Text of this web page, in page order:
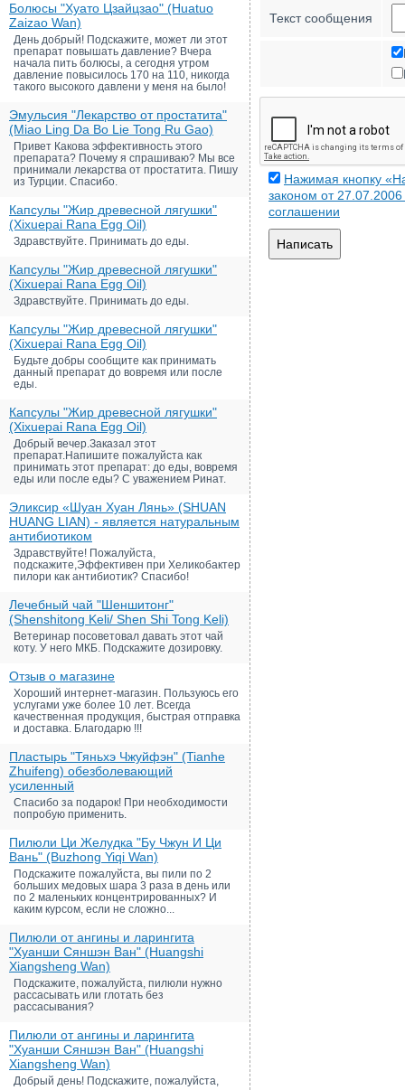
Болюсы "Хуато Цзайцзао" (Huatuo
Zaizao Wan)
День добрый! Подскажите, может ли этот
препарат повышать давление? Вчера
начала пить болюсы, а сегодня утром
давление повысилось 170 на 110, никогда
такого высокого давлени у меня на было!
Эмульсия "Лекарство от простатита"
(Miao Ling Da Bo Lie Tong Ru Gao)
Привет Какова эффективность этого
препарата? Почему я спрашиваю? Мы все
принимали лекарства от простатита. Пишу
из Турции. Спасибо.
Капсулы "Жир древесной лягушки"
(Xixuepai Rana Egg Oil)
Здравствуйте. Принимать до еды.
Капсулы "Жир древесной лягушки"
(Xixuepai Rana Egg Oil)
Здравствуйте. Принимать до еды.
Капсулы "Жир древесной лягушки"
(Xixuepai Rana Egg Oil)
Будьте добры сообщите как принимать
данный препарат до вовремя или после
еды.
Капсулы "Жир древесной лягушки"
(Xixuepai Rana Egg Oil)
Добрый вечер.Заказал этот
препарат.Напишите пожалуйста как
принимать этот препарат: до еды, вовремя
еды или после еды? С уважением Ринат.
Эликсир «Шуан Хуан Лянь» (SHUAN
HUANG LIAN) - является натуральным
антибиотиком
Здравствуйте! Пожалуйста,
подскажите,Эффективен при Хеликобактер
пилори как антибиотик? Спасибо!
Лечебный чай "Шеншитонг"
(Shenshitong Keli/ Shen Shi Tong Keli)
Ветеринар посоветовал давать этот чай
коту. У него МКБ. Подскажите дозировку.
Отзыв о магазине
Хороший интернет-магазин. Пользуюсь его
услугами уже более 10 лет. Всегда
качественная продукция, быстрая отправка
и доставка. Благодарю !!!
Пластырь "Тяньхэ Чжуйфэн" (Tianhe
Zhuifeng) обезболевающий
усиленный
Спасибо за подарок! При необходимости
попробую применить.
Пилюли Ци Желудка "Бу Чжун И Ци
Вань" (Buzhong Yiqi Wan)
Подскажите пожалуйста, вы пили по 2
больших медовых шара 3 раза в день или
по 2 маленьких концентрированных? И
каким курсом, если не сложно...
Пилюли от ангины и ларингита
"Хуанши Сяншэн Ван" (Huangshi
Xiangsheng Wan)
Подскажите, пожалуйста, пилюли нужно
рассасывать или глотать без
рассасывания?
Пилюли от ангины и ларингита
"Хуанши Сяншэн Ван" (Huangshi
Xiangsheng Wan)
Добрый день! Подскажите, пожалуйста,
Текст сообщения
Нажимая кнопку
законом от
соглашении
Написать